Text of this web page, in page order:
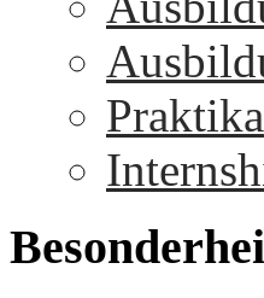
Praktika